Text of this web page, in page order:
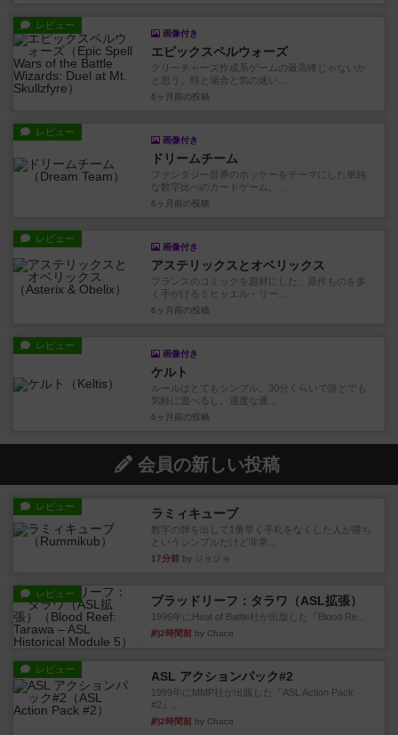
レビュー
画像付き
エピックスペルウォーズ
クリーチャーズ作成系ゲームの最高峰じゃないか
と思う。時と場合と気の迷い...
6ヶ月前 の投稿
レビュー
画像付き
ドリームチーム
ファンタジー世界のホッケーをテーマにした単純
な数字比べのカードゲーム。...
6ヶ月前 の投稿
レビュー
画像付き
アステリックスとオベリックス
フランスのコミックを題材にした、原作ものを多
く手がけるミヒャエル・リー...
6ヶ月前 の投稿
レビュー
画像付き
ケルト
ルールはとてもシンプル。30分くらいで誰とでも
気軽に遊べるし、適度な運...
6ヶ月前 の投稿
会員の新しい投稿
レビュー ラミィキューブ
数字の牌を出して1番早く手札をなくした人が勝ち
というシンプルだけど非常...
17分前 by ジョジョ
レビュー
ブラッドリーフ：タラワ（ASL拡張）
1996年にHeat of Battle社が出版した『Blood Re...
約2時間前 by Chaco
レビュー ASL アクションパック#2
1999年にMMP社が出版した『ASL Action Pack
#2』...
約2時間前 by Chaco